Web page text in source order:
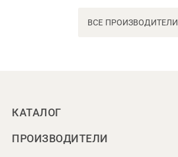
ВСЕ ПРОИЗВОДИТЕЛИ
КАТАЛОГ
ПРОИЗВОДИТЕЛИ